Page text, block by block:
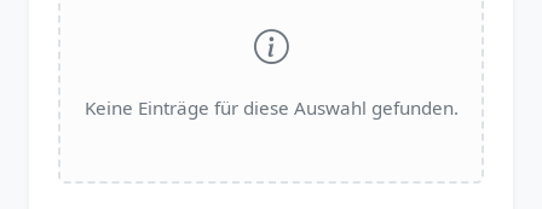
Keine Einträge für diese Auswahl gefunden.